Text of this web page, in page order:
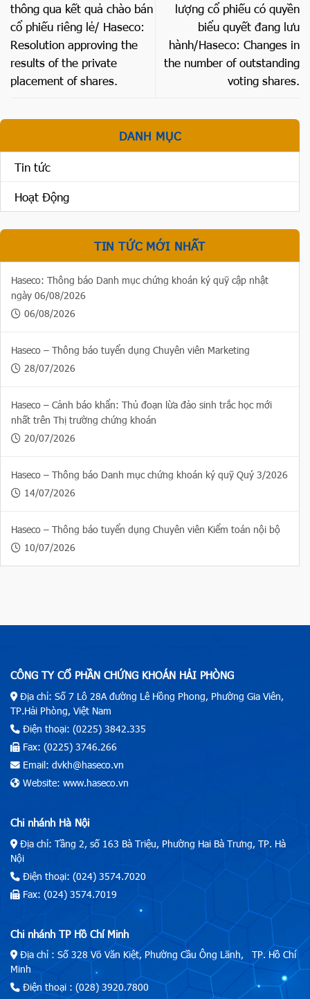
thông qua kết quả chào bán
cổ phiếu riêng lẻ/ Haseco:
Resolution approving the
results of the private
placement of shares.
lượng cổ phiếu có quyền
biểu quyết đang lưu
hành/Haseco: Changes in
the number of outstanding
voting shares.
DANH MỤC
Tin tức
Hoạt Động
TIN TỨC MỚI NHẤT
Haseco: Thông báo Danh mục chứng khoán ký quỹ cập nhật
ngày 06/08/2026
06/08/2026
Haseco – Thông báo tuyển dụng Chuyên viên Marketing
28/07/2026
Haseco – Cảnh báo khẩn: Thủ đoạn lừa đảo sinh trắc học mới
nhất trên Thị trường chứng khoán
20/07/2026
Haseco – Thông báo Danh mục chứng khoán ký quỹ Quý 3/2026
14/07/2026
Haseco – Thông báo tuyển dụng Chuyên viên Kiểm toán nội bộ
10/07/2026
CÔNG TY CỔ PHẦN CHỨNG KHOÁN HẢI PHÒNG
Địa chỉ: Số 7 Lô 28A đường Lê Hồng Phong, Phường Gia Viên,
TP.Hải Phòng, Việt Nam
Điện thoại: (0225) 3842.335
Fax: (0225) 3746.266
Email: dvkh@haseco.vn
Website: www.haseco.vn
Chi nhánh Hà Nội
Địa chỉ: Tầng 2, số 163 Bà Triệu, Phường Hai Bà Trưng, TP. Hà
Nội
Điện thoại: (024) 3574.7020
Fax: (024) 3574.7019
Chi nhánh TP Hồ Chí Minh
Địa chỉ : Số 328 Võ Văn Kiệt, Phường Cầu Ông Lãnh, TP. Hồ Chí
Minh
Điện thoại : (028) 3920.7800